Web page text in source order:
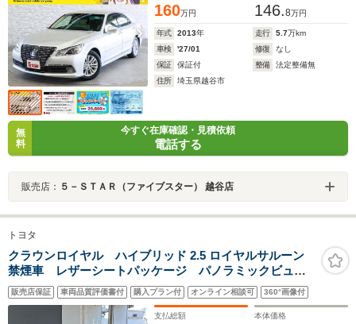
160万円 146.8万円
年式 2013年 走行 5.7万km
車検
'27/01 修復
なし
保証
保証付 整備
法定整備無
住所
埼玉県越谷市
無
料
今すぐ在庫確認・見積依頼
電話する
販売店： ５－ＳＴＡＲ（ファイブスター） 越谷店
トヨタ
クラウンロイヤル ハイブリッド 2.5 ロイヤルサルーン
禁煙車 レザーシートパッケージ パノラミックビュー
モニター 純正OP17インチAW セーフティセンス 電
動チルトテレスコピック パワーシート スーパーライ
ブサウンドシステム純正ナビ クリアランスソナー
販売店保証 車両品質評価書付 購入プラン付 オンライン相談可 360°画像付
支払総額 本体価格